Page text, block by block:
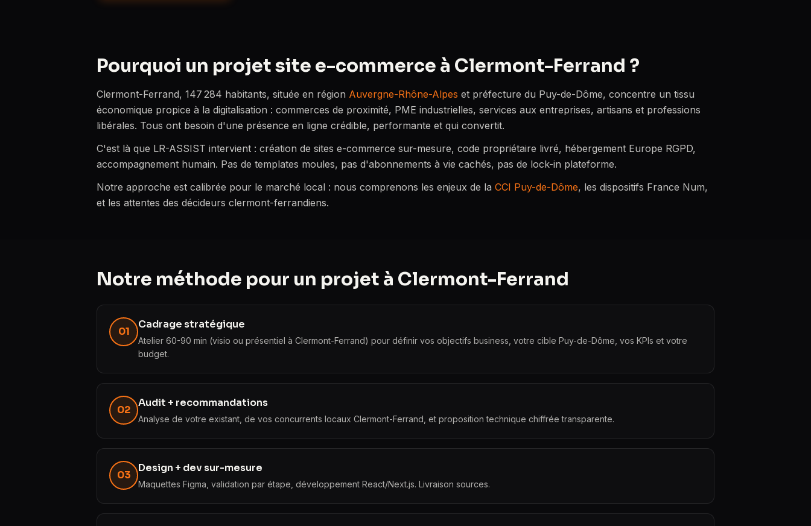
Pourquoi un projet site e-commerce à Clermont-Ferrand ?
Clermont-Ferrand, 147 284 habitants, située en région Auvergne-Rhône-Alpes et préfecture du Puy-de-Dôme, concentre un tissu
économique propice à la digitalisation : commerces de proximité, PME industrielles, services aux entreprises, artisans et professions
libérales. Tous ont besoin d'une présence en ligne crédible, performante et qui convertit.
C'est là que LR-ASSIST intervient : création de sites e-commerce sur-mesure, code propriétaire livré, hébergement Europe RGPD,
accompagnement humain. Pas de templates moules, pas d'abonnements à vie cachés, pas de lock-in plateforme.
Notre approche est calibrée pour le marché local : nous comprenons les enjeux de la CCI Puy-de-Dôme, les dispositifs France Num,
et les attentes des décideurs clermont-ferrandiens.
Notre méthode pour un projet à Clermont-Ferrand
01
Cadrage stratégique
Atelier 60-90 min (visio ou présentiel à Clermont-Ferrand) pour définir vos objectifs business, votre cible Puy-de-Dôme, vos KPIs et votre
budget.
02
Audit + recommandations
Analyse de votre existant, de vos concurrents locaux Clermont-Ferrand, et proposition technique chiffrée transparente.
03
Design + dev sur-mesure
Maquettes Figma, validation par étape, développement React/Next.js. Livraison sources.